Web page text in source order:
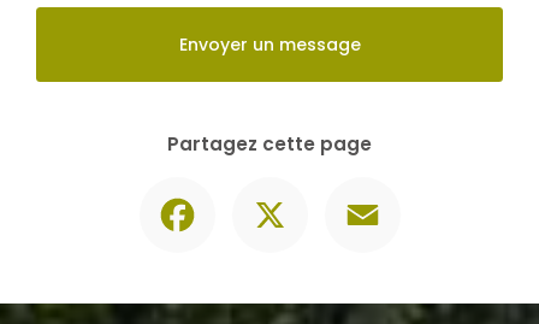
Envoyer un message
Partagez cette page